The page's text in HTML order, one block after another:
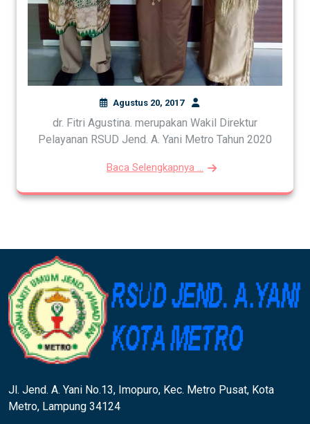
Agustus 20, 2017
dr. Fitri Agustina. merupakan Wakil Direktur
Pelayanan RSUD Jend. A. Yani Metro Tahun 2020
Baca Selengkapnya ...
Jl. Jend. A. Yani No.13, Imopuro, Kec. Metro Pusat, Kota
Metro, Lampung 34124